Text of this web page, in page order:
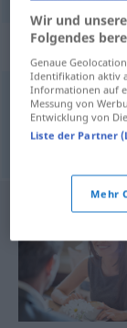
Rechner
Wir und
Folgendes
Genaue
Identifikation aktiv
Informationen auf
Messung von
Entwicklung von
Liste der Partner
Mehr